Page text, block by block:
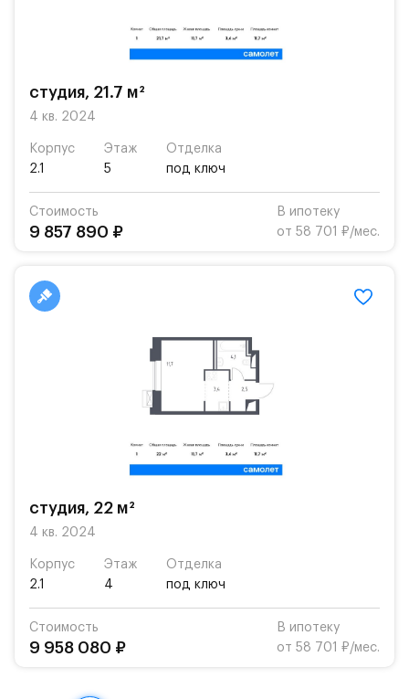
студия, 21.7 м²
4 кв. 2024
Корпус
2.1
Этаж
5
Отделка
под ключ
Стоимость
9 857 890 ₽
В ипотеку
от 58 701 ₽/мес.
студия, 22 м²
4 кв. 2024
Корпус
2.1
Этаж
4
Отделка
под ключ
Стоимость
9 958 080 ₽
В ипотеку
от 58 701 ₽/мес.